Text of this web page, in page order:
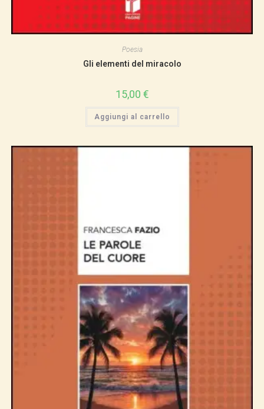
Poesia
Gli elementi del miracolo
15,00 €
Aggiungi al carrello